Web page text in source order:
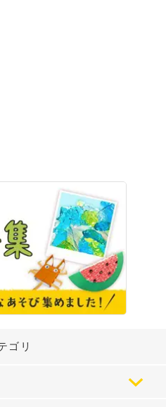
ゴリ